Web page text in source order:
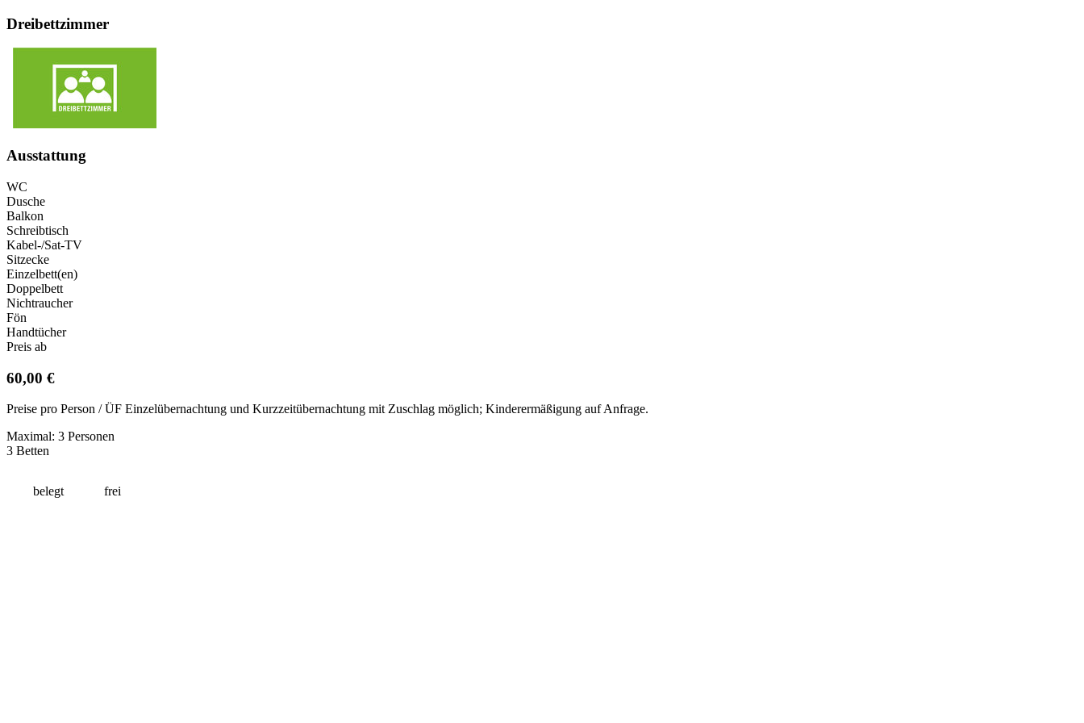
Dreibettzimmer
Ausstattung
WC
Dusche
Balkon
Schreibtisch
Kabel-/Sat-TV
Sitzecke
Einzelbett(en)
Doppelbett
Nichtraucher
Fön
Handtücher
Preis ab
60,00 €
Preise pro Person / ÜF Einzelübernachtung und Kurzzeitübernachtung mit Zuschlag möglich; Kinderermäßigung auf Anfrage.
Maximal: 3 Personen
3 Betten
belegt frei